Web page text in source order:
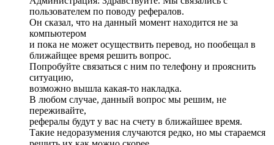
пользователем по поводу рефералов.
Он сказал, что на данный момент находится не за
компьютером
и пока не может осуществить перевод, но пообещал в
ближайщее время решить вопрос.
Попробуйте связаться с ним по телефону и прояснить
ситуацию,
возможно вышла какая-то накладка.
В любом случае, данный вопрос мы решим, не
переживайте,
рефералы будут у вас на счету в ближайшее время.
Такие недоразумения случаются редко, но мы стараемся